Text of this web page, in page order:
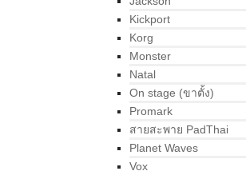
Kickport
Korg
Monster
Natal
On stage (ขาตั้ง)
Promark
สายสะพาย PadThai
Planet Waves
Vox